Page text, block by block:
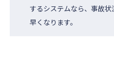
するシステムなら、事故
早くなります。